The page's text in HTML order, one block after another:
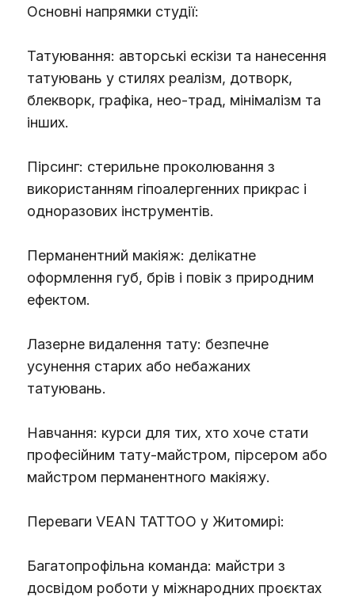
Основні напрямки студії:
Татуювання: авторські ескізи та нанесення
татуювань у стилях реалізм, дотворк,
блекворк, графіка, нео-трад, мінімалізм та
інших.
Пірсинг: стерильне проколювання з
використанням гіпоалергенних прикрас і
одноразових інструментів.
Перманентний макіяж: делікатне
оформлення губ, брів і повік з природним
ефектом.
Лазерне видалення тату: безпечне
усунення старих або небажаних
татуювань.
Навчання: курси для тих, хто хоче стати
професійним тату-майстром, пірсером або
майстром перманентного макіяжу.
Переваги VEAN TATTOO у Житомирі:
Багатопрофільна команда: майстри з
досвідом роботи у міжнародних проєктах